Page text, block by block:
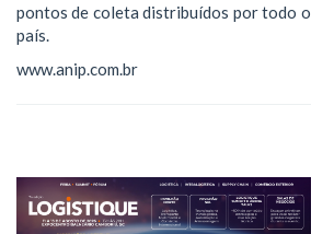
pontos de coleta distribuídos por todo o
país.
www.anip.com.br